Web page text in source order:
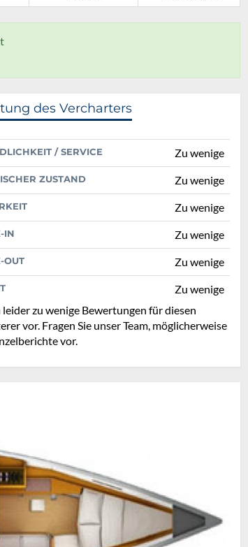
des Vercharters
/ SERVICE Zu wenige
ZUSTAND Zu wenige
Zu wenige
IN Zu wenige
OUT Zu wenige
Zu wenige
leider zu wenige Bewertungen für diesen
vor. Fragen Sie unser Team, möglicherweise
vor.